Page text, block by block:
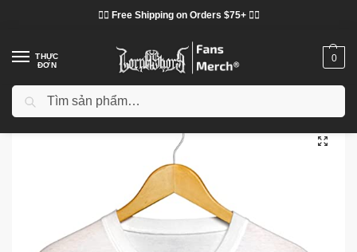
❤️‍🔥 Free Shipping on Orders $75+ ❤️‍🔥
THỰC
ĐƠN
0
Trang chủ / Cửa hàng / Lorna Shore vải